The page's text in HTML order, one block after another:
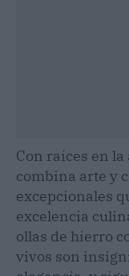
Con raíces en
combina arte y
excepcionales
excelencia
ollas de hierro
vivos son